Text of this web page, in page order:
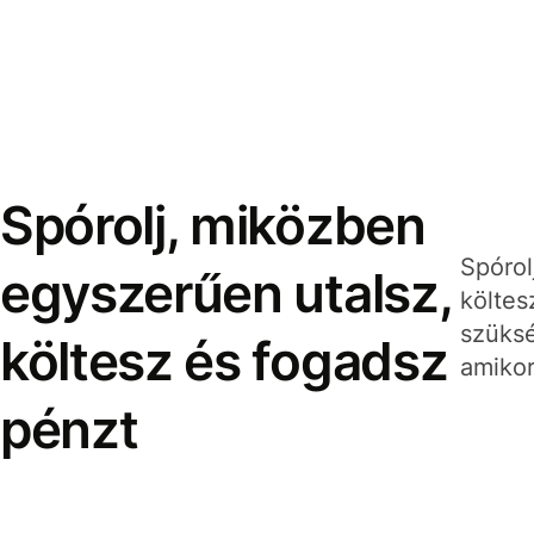
Spórolj, miközben
egyszerűen utalsz,
költesz és fogadsz
pénzt